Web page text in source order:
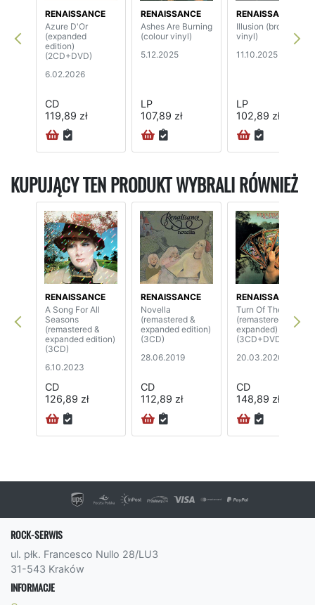
RENAISSANCE
Azure D'Or
(expanded
edition)
(2CD+DVD)
6.02.2026
CD
119,89 zł
RENAISSANCE
Ashes Are Burning
(colour vinyl)
5.12.2025
LP
107,89 zł
RENAISSANCE
Illusion (brown
vinyl)
11.10.2025
LP
102,89 zł
KUPUJĄCY TEN PRODUKT WYBRALI RÓWNIEŻ
RENAISSANCE
A Song For All
Seasons
(remastered &
expanded edition)
(3CD)
6.10.2023
CD
126,89 zł
RENAISSANCE
Novella
(remastered &
expanded edition)
(3CD)
28.06.2019
CD
112,89 zł
RENAISSANCE
Turn Of The Cards
(remastered &
expanded)
(3CD+DVD)
20.03.2020
CD
148,89 zł
ROCK-SERWIS
ul. płk. Francesco Nullo 28/LU3
31-543 Kraków
INFORMACJE